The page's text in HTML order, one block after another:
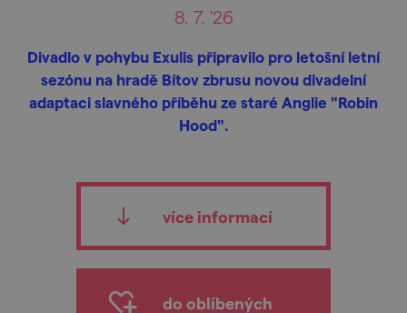
8. 7. '26
Divadlo v pohybu Exulis připravilo pro letošní letní
sezónu na hradě Bítov zbrusu novou divadelní
adaptaci slavného příběhu ze staré Anglie "Robin
Hood".
více informací
do oblíbených